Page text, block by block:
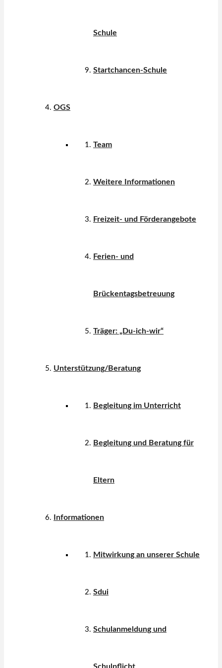
Schule
Startchancen-Schule
OGS
Team
Weitere Informationen
Freizeit- und Förderangebote
Ferien- und
Brückentagsbetreuung
Träger: „Du-ich-wir“
Unterstützung/Beratung
Begleitung im Unterricht
Begleitung und Beratung für
Eltern
Informationen
Mitwirkung an unserer Schule
Sdui
Schulanmeldung und